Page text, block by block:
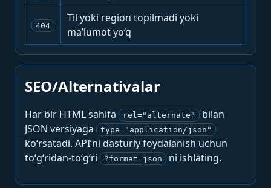
404
Til yoki region topilmadi yoki
ma’lumot yo‘q
SEO/Alternativalar
Har bir HTML sahifa rel="alternate"
bilan
JSON versiyaga
type="application/json"
ko‘rsatadi. API’ni dasturiy foydalanish uchun
to‘g‘ridan-to‘g‘ri
?format=json ni ishlating.